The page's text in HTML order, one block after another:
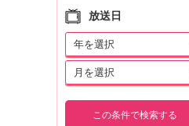
放送日
この条件で検索する